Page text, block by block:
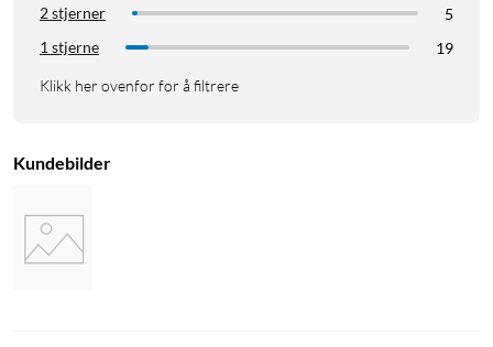
2 stjerner
5
1 stjerne
19
Klikk her ovenfor for å filtrere
Kundebilder